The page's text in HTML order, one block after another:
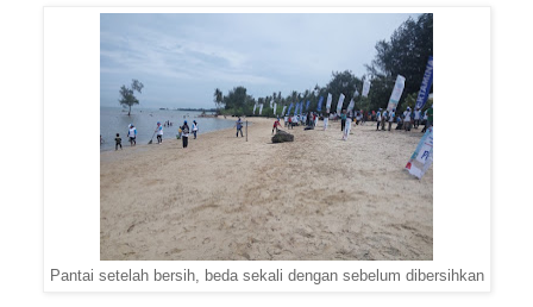
Pantai setelah bersih, beda sekali dengan sebelum dibersihkan